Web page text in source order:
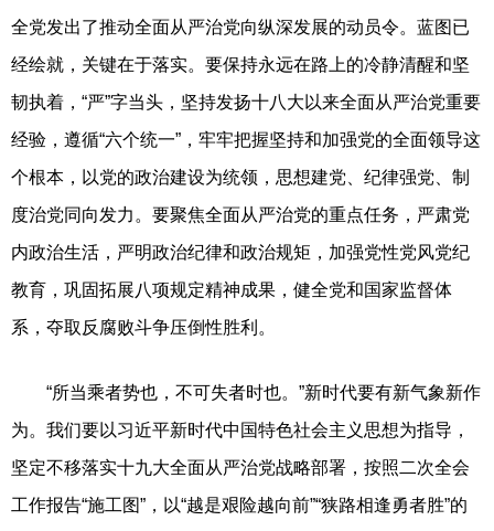
全党发出了推动全面从严治党向纵深发展的动员令。蓝图已
经绘就，关键在于落实。要保持永远在路上的冷静清醒和坚
韧执着，“严”字当头，坚持发扬十八大以来全面从严治党重要
经验，遵循“六个统一”，牢牢把握坚持和加强党的全面领导这
个根本，以党的政治建设为统领，思想建党、纪律强党、制
度治党同向发力。要聚焦全面从严治党的重点任务，严肃党
内政治生活，严明政治纪律和政治规矩，加强党性党风党纪
教育，巩固拓展八项规定精神成果，健全党和国家监督体
系，夺取反腐败斗争压倒性胜利。
“所当乘者势也，不可失者时也。”新时代要有新气象新作
为。我们要以习近平新时代中国特色社会主义思想为指导，
坚定不移落实十九大全面从严治党战略部署，按照二次全会
工作报告“施工图”，以“越是艰险越向前”“狭路相逢勇者胜”的